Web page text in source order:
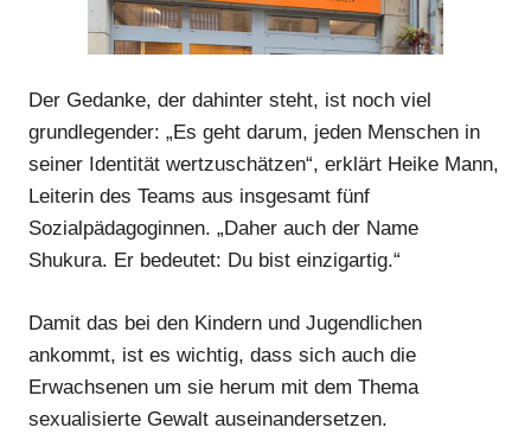
Anzeige
Anzeige
Der Gedanke, der dahinter steht, ist noch viel
grundlegender: „Es geht darum, jeden Menschen in
seiner Identität wertzuschätzen“, erklärt Heike Mann,
Leiterin des Teams aus insgesamt fünf
Sozialpädagoginnen. „Daher auch der Name
Shukura. Er bedeutet: Du bist einzigartig.“
Damit das bei den Kindern und Jugendlichen
ankommt, ist es wichtig, dass sich auch die
Erwachsenen um sie herum mit dem Thema
sexualisierte Gewalt auseinandersetzen.